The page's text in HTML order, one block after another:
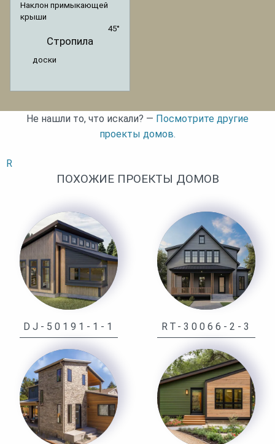
Наклон примыкающей
крыши
45°
Стропила
доски
Не нашли то, что искали? — Посмотрите другие
проекты домов.
R
ПОХОЖИЕ ПРОЕКТЫ ДОМОВ
DJ-50191-1-1 RT-30066-2-3